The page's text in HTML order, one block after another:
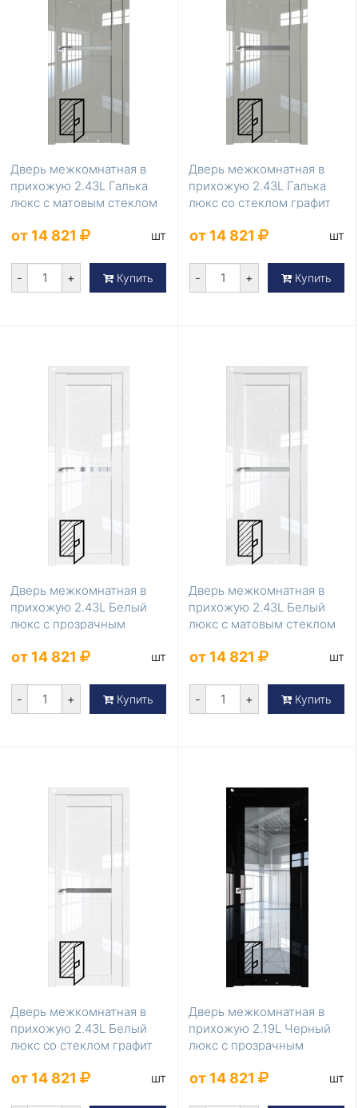
Дверь межкомнатная в
прихожую 2.43L Галька
люкс с матовым стеклом
от 14 821 шт
- + Купить
Дверь межкомнатная в
прихожую 2.43L Галька
люкс со стеклом графит
от 14 821 шт
- + Купить
Дверь межкомнатная в
прихожую 2.43L Белый
люкс с прозрачным
от 14 821 шт
- + Купить
Дверь межкомнатная в
прихожую 2.43L Белый
люкс с матовым стеклом
от 14 821 шт
- + Купить
Дверь межкомнатная в
прихожую 2.43L Белый
люкс со стеклом графит
от 14 821 шт
Дверь межкомнатная в
прихожую 2.19L Черный
люкс с прозрачным
от 14 821 шт